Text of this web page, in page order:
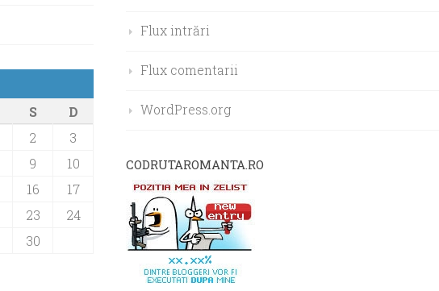
S
D
2
3
9
10
16
17
23
24
30
Flux intrări
Flux comentarii
WordPress.org
CODRUTAROMANTA.RO